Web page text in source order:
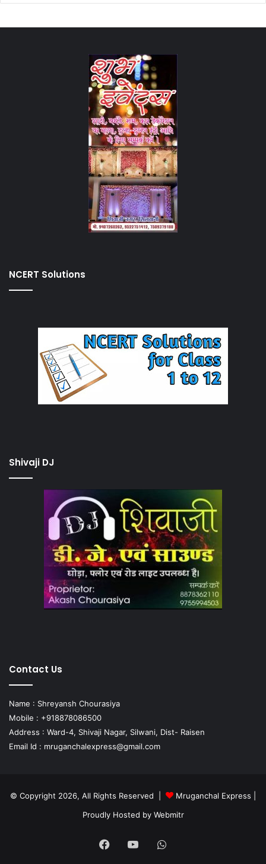
NCERT Solutions
Shivaji DJ
Contact Us
Name : Shreyansh Chourasiya
Mobile : +918878086500
Address : Ward-4, Shivaji Nagar, Silwani, Dist- Raisen
Email Id : mruganchalexpress@gmail.com
© Copyright 2026, All Rights Reserved | Mruganchal Express
Proudly Hosted by Webmitr
Facebook
YouTubeWhatsApp